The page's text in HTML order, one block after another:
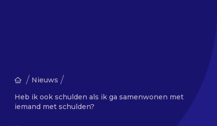
/ Nieuws /
Heb ik ook schulden als ik ga samenwonen met
iemand met schulden?